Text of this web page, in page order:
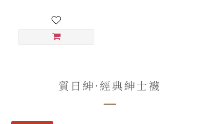
質日紳·經典紳士襪